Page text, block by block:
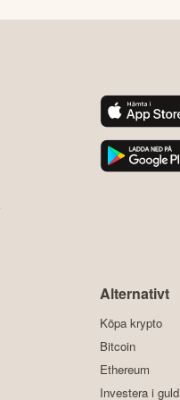
Alternativt
Köpa krypto
Bitcoin
Ethereum
Investera i guld